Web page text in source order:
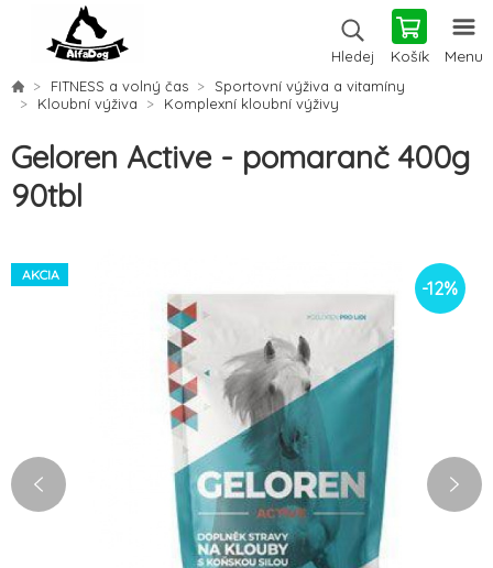
Hledej Košík Menu
FITNESS a volný čas
Sportovní výživa a vitamíny
Kloubní výživa
Komplexní kloubní výživy
Geloren Active - pomaranč 400g
90tbl
AKCIA
-12%